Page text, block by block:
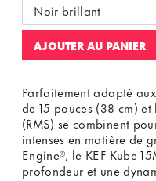
Noir brillant
AJOUTER AU PANIER
Parfaitement adapté
de 15 pouces (38 cm)
(RMS) se combinent
intenses en matière de
Engine®, le KEF Kube
profondeur et une